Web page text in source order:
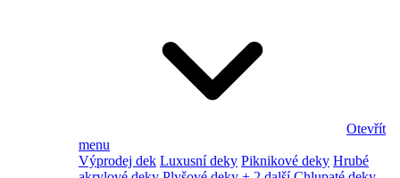
Otevřít
menu
Výprodej dek Luxusní deky Piknikové deky Hrubé